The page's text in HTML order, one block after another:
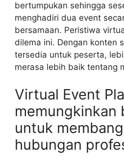
bertumpukan sehingga
menghadiri dua event
bersamaan. Peristiwa
dilema ini. Dengan konten
tersedia untuk peserta,
merasa lebih baik tentang
Virtual Event
memungkinkan
untuk
hubungan